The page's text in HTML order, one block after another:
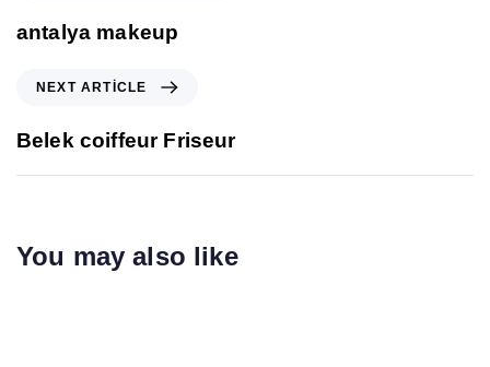
antalya makeup
NEXT ARTICLE
Belek coiffeur Friseur
You may also like